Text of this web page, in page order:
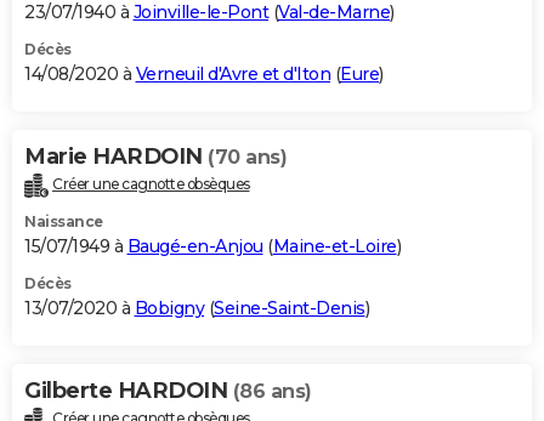
23/07/1940 à Joinville-le-Pont(Val-de-Marne)
Décès
14/08/2020 à Verneuil d'Avre et d'Iton (Eure)
Marie HARDOIN (70 ans)
Créer une cagnotte obsèques
Naissance
15/07/1949 à Baugé-en-Anjou (Maine-et-Loire)
Décès
13/07/2020 à Bobigny(Seine-Saint-Denis)
Gilberte HARDOIN (86 ans)